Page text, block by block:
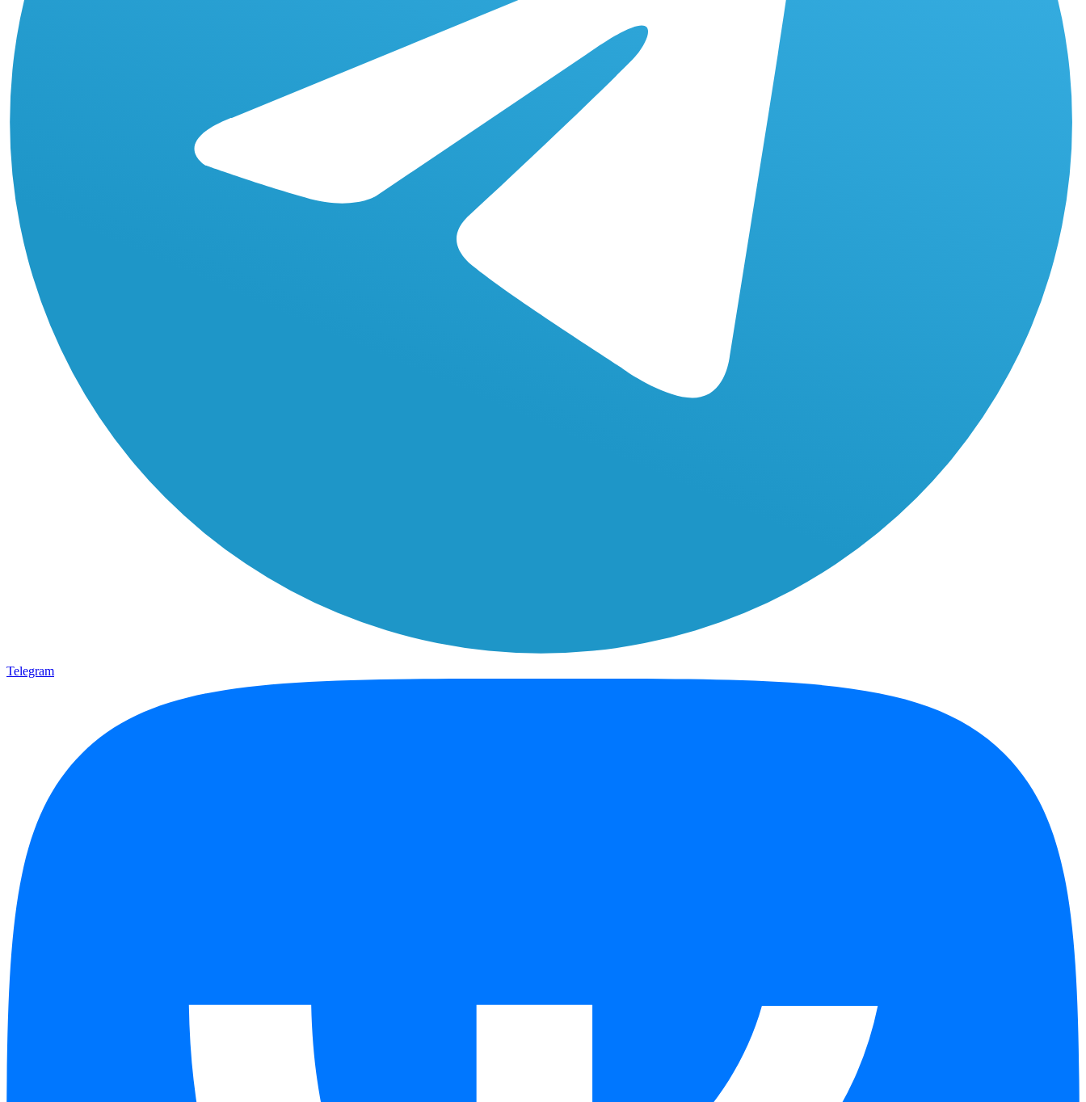
Telegram